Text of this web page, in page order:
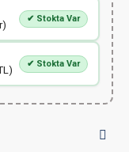
✔ Stokta Var
✔ Stokta Var